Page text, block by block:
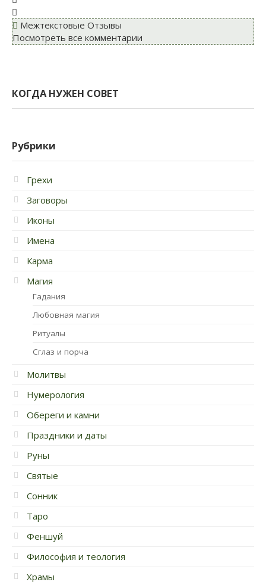
Межтекстовые Отзывы
Посмотреть все комментарии
КОГДА НУЖЕН СОВЕТ
Рубрики
Грехи
Заговоры
Иконы
Имена
Карма
Магия
Гадания
Любовная магия
Ритуалы
Сглаз и порча
Молитвы
Нумерология
Обереги и камни
Праздники и даты
Руны
Святые
Сонник
Таро
Феншуй
Философия и теология
Храмы